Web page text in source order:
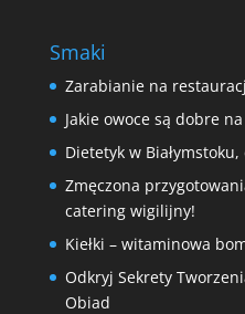
Smaki
Zarabianie na
Jakie owoce są dobre
Dietetyk w
Zmęczona
catering wigilijny!
Kiełki – witaminowa
Odkryj Sekrety
Obiad